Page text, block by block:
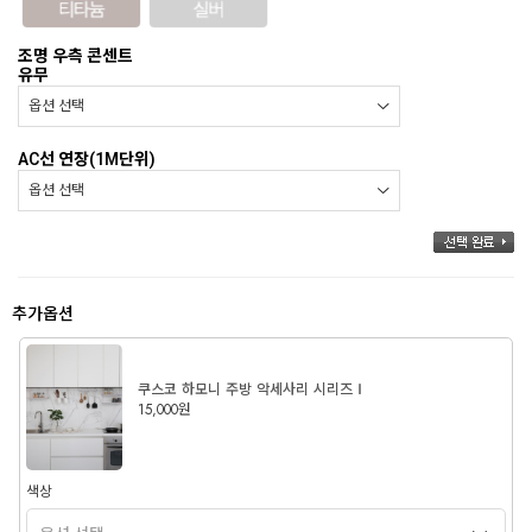
조명 우측 콘센트
유무
AC선 연장(1M단위)
추가옵션
쿠스코 하모니 주방 악세사리 시리즈Ⅰ
15,000원
색상